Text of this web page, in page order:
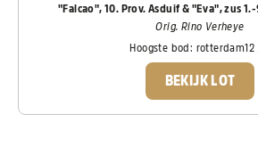
"Falcao", 10. Prov. Asduif & "Eva", zus
Orig. Rino Verheye
Hoogste bod: rotterdam12
BEKIJK LOT